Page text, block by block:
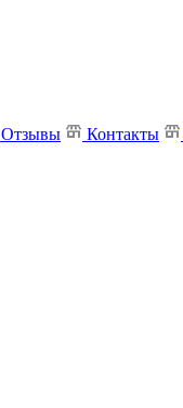
Отзывы Контакты